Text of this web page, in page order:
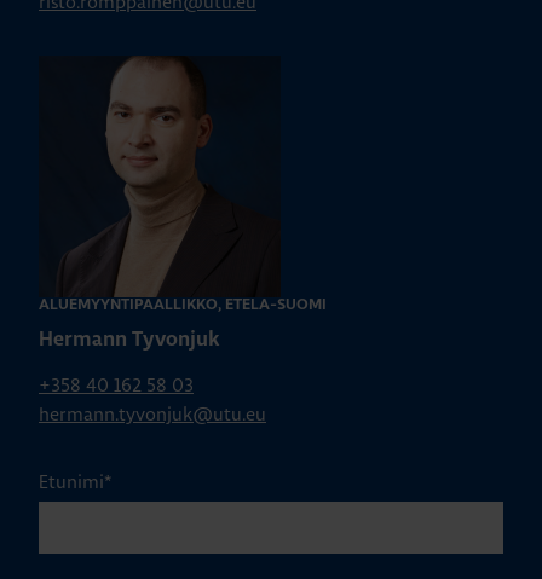
ALUEMYYNTIPÄÄLLIKKÖ, ETELÄ-SUOMI
Hermann Tyvonjuk
+358 40 162 58 03
hermann.tyvonjuk@utu.eu
Etunimi*